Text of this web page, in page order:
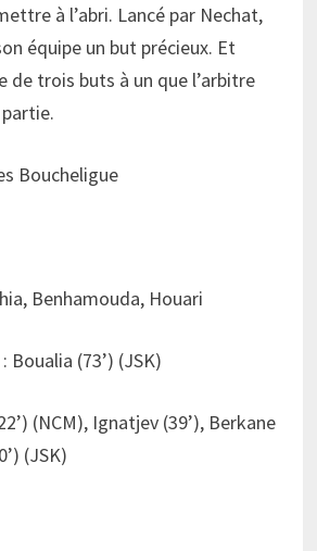
à l’abri. Lancé par Nechat,
équipe un but précieux. Et
de trois buts à un que l’arbitre
Boucheligue
Benhamouda, Houari
(73’) (JSK)
(NCM), Ignatjev (39’), Berkane
(JSK)